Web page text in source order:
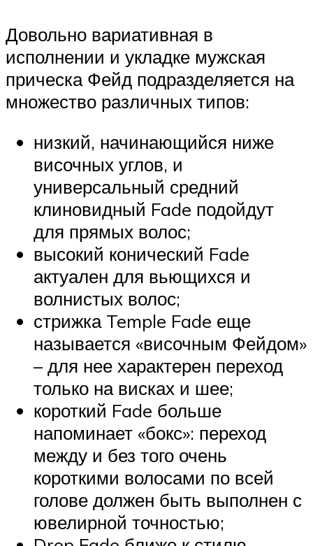
Довольно вариативная в
исполнении и укладке мужская
прическа Фейд подразделяется на
множество различных типов:
низкий, начинающийся ниже
височных углов, и
универсальный средний
клиновидный Fade подойдут
для прямых волос;
высокий конический Fade
актуален для вьющихся и
волнистых волос;
стрижка Temple Fade еще
называется «височным Фейдом»
– для нее характерен переход
только на висках и шее;
короткий Fade больше
напоминает «бокс»: переход
между и без того очень
короткими волосами по всей
голове должен быть выполнен с
ювелирной точностью;